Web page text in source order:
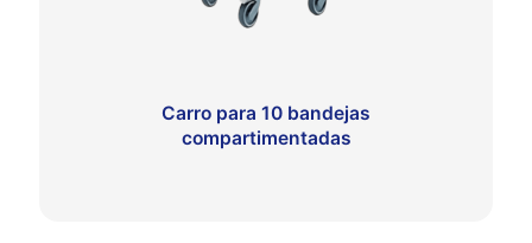
Carro para 10 bandejas
compartimentadas